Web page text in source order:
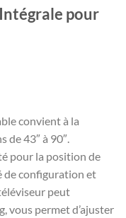
pour
convient à la
de 43″ à 90″.
pour la position de
de configuration et
peut
vous permet d’ajuster